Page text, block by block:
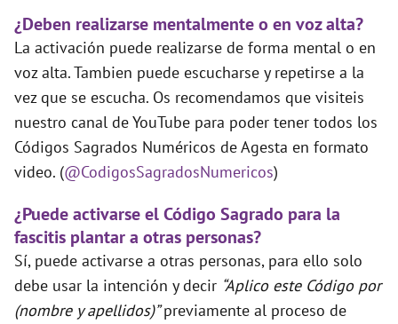
¿Deben realizarse mentalmente o en voz alta?
La activación puede realizarse de forma mental o en
voz alta. Tambien puede escucharse y repetirse a la
vez que se escucha. Os recomendamos que visiteis
nuestro canal de YouTube para poder tener todos los
Códigos Sagrados Numéricos de Agesta en formato
video. (@CodigosSagradosNumericos)
¿Puede activarse el Código Sagrado para la
fascitis plantar a otras personas?
Sí, puede activarse a otras personas, para ello solo
debe usar la intención y decir “Aplico este Código por
(nombre y apellidos)”previamente al proceso de